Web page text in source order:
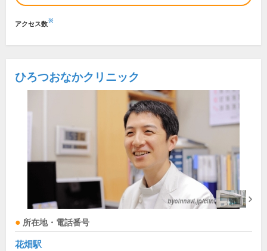
アクセス数※
ひろつおなかクリニック
所在地・電話番号
花畑駅